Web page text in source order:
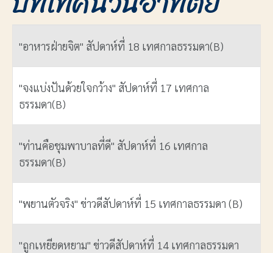
ชื่อ
"อาหารฝ่ายจิต" สัปดาห์ที่ 18 เทศกาลธรรมดา(B)
"จงแบ่งปันด้วยใจกว้าง" สัปดาห์ที่ 17 เทศกาล
ธรรมดา(B)
"ท่านคือชุมพาบาลที่ดี" สัปดาห์ที่ 16 เทศกาล
ธรรมดา(B)
"พยานตัวจริง" ข่าวดีสัปดาห์ที่ 15 เทศกาลธรรมดา (B)
"ถูกเหยียดหยาม" ข่าวดีสัปดาห์ที่ 14 เทศกาลธรรมดา